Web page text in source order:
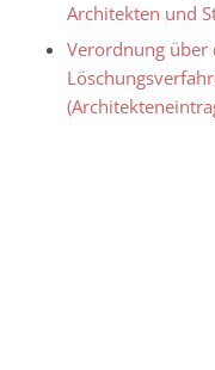
Architekten und
Verordnung über